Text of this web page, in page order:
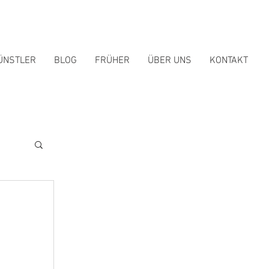
BLOG FRÜHER ÜBER UNS KONTAKT